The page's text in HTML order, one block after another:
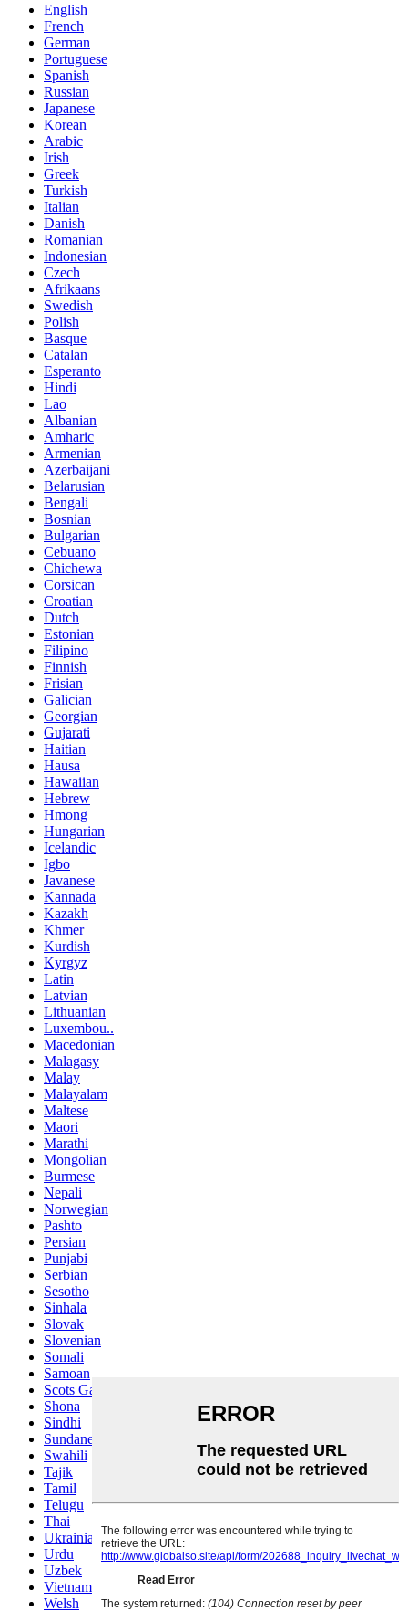
English
French
German
Portuguese
Spanish
Russian
Japanese
Korean
Arabic
Irish
Greek
Turkish
Italian
Danish
Romanian
Indonesian
Czech
Afrikaans
Swedish
Polish
Basque
Catalan
Esperanto
Hindi
Lao
Albanian
Amharic
Armenian
Azerbaijani
Belarusian
Bengali
Bosnian
Bulgarian
Cebuano
Chichewa
Corsican
Croatian
Dutch
Estonian
Filipino
Finnish
Frisian
Galician
Georgian
Gujarati
Haitian
Hausa
Hawaiian
Hebrew
Hmong
Hungarian
Icelandic
Igbo
Javanese
Kannada
Kazakh
Khmer
Kurdish
Kyrgyz
Latin
Latvian
Lithuanian
Luxembou..
Macedonian
Malagasy
Malay
Malayalam
Maltese
Maori
Marathi
Mongolian
Burmese
Nepali
Norwegian
Pashto
Persian
Punjabi
Serbian
Sesotho
Sinhala
Slovak
Slovenian
Somali
Samoan
Scots Gaelic
Shona
Sindhi
Sundanese
Swahili
Tajik
Tamil
Telugu
Thai
Ukrainian
Urdu
Uzbek
Vietnamese
Welsh